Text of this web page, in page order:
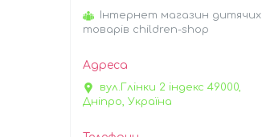
Інтернет магазин дитячих
товарів children-shop
вул.Глінки 2 індекс 49000,
Дніпро, Україна